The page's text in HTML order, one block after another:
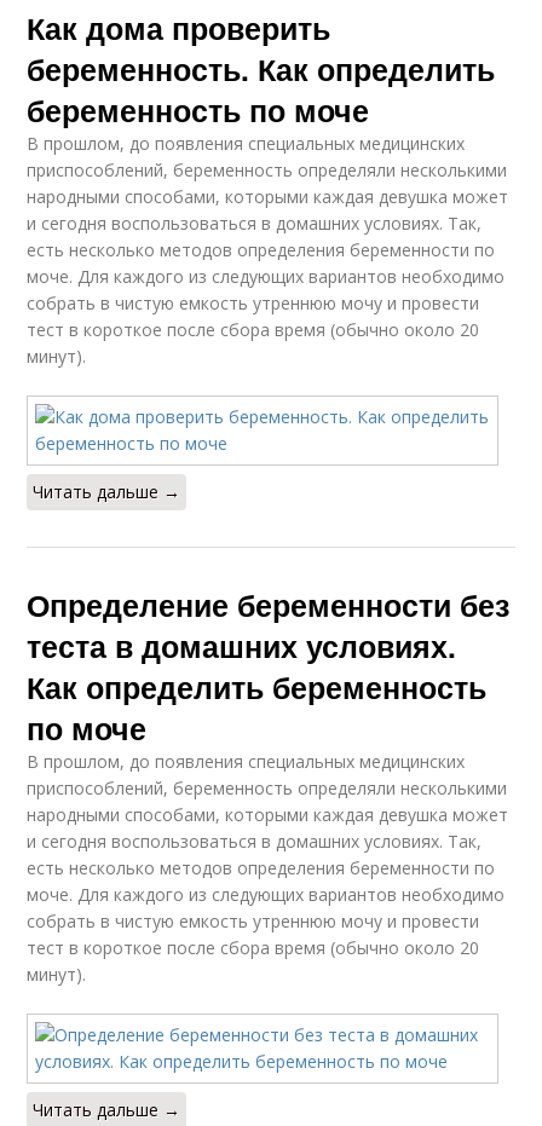
Как дома проверить
беременность. Как определить
беременность по моче
В прошлом, до появления специальных медицинских
приспособлений, беременность определяли несколькими
народными способами, которыми каждая девушка может
и сегодня воспользоваться в домашних условиях. Так,
есть несколько методов определения беременности по
моче. Для каждого из следующих вариантов необходимо
собрать в чистую емкость утреннюю мочу и провести
тест в короткое после сбора время (обычно около 20
минут).
Читать дальше →
Определение беременности без
теста в домашних условиях.
Как определить беременность
по моче
В прошлом, до появления специальных медицинских
приспособлений, беременность определяли несколькими
народными способами, которыми каждая девушка может
и сегодня воспользоваться в домашних условиях. Так,
есть несколько методов определения беременности по
моче. Для каждого из следующих вариантов необходимо
собрать в чистую емкость утреннюю мочу и провести
тест в короткое после сбора время (обычно около 20
минут).
Читать дальше →